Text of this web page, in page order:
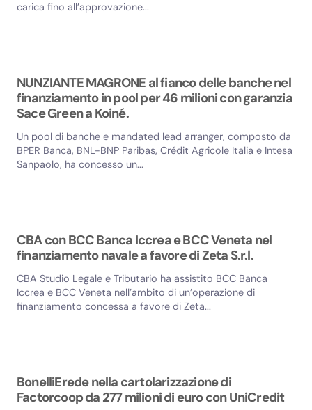
carica fino all’approvazione...
NUNZIANTE MAGRONE al fianco delle banche nel
finanziamento in pool per 46 milioni con garanzia
Sace Green a Koiné.
Un pool di banche e mandated lead arranger, composto da
BPER Banca, BNL-BNP Paribas, Crédit Agricole Italia e Intesa
Sanpaolo, ha concesso un...
CBA con BCC Banca Iccrea e BCC Veneta nel
finanziamento navale a favore di Zeta S.r.l.
CBA Studio Legale e Tributario ha assistito BCC Banca
Iccrea e BCC Veneta nell’ambito di un’operazione di
finanziamento concessa a favore di Zeta...
BonelliErede nella cartolarizzazione di
Factorcoop da 277 milioni di euro con UniCredit